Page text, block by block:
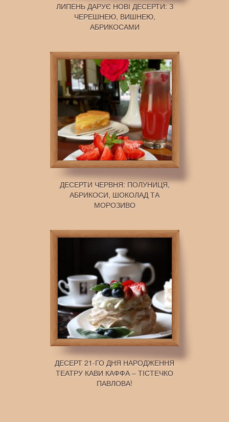
ЛИПЕНЬ ДАРУЄ НОВІ ДЕСЕРТИ: З
ЧЕРЕШНЕЮ, ВИШНЕЮ,
АБРИКОСАМИ
ДЕСЕРТИ ЧЕРВНЯ: ПОЛУНИЦЯ,
АБРИКОСИ, ШОКОЛАД ТА
МОРОЗИВО
ДЕСЕРТ 21-ГО ДНЯ НАРОДЖЕННЯ
ТЕАТРУ КАВИ КАФФА – ТІСТЕЧКО
ПАВЛОВА!